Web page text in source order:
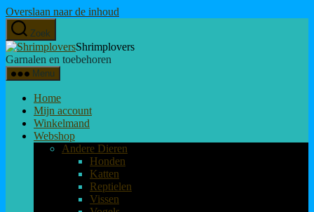
Overslaan naar de inhoud
Zoek
Shrimplovers
Garnalen en toebehoren
Menu
Home
Mijn account
Winkelmand
Webshop
Andere Dieren
Honden
Katten
Reptielen
Vissen